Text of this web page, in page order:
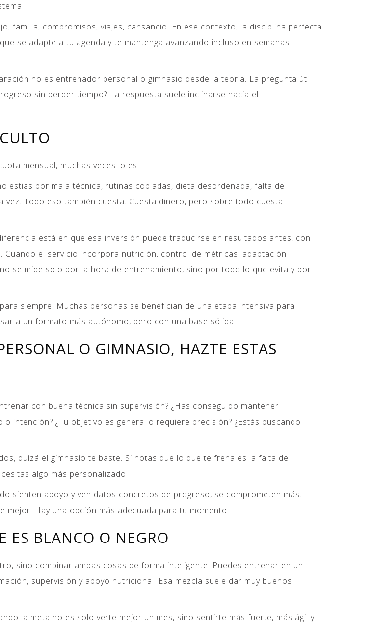
familia, compromisos, viajes, cansancio. En ese contexto, la disciplina perfecta
se adapte a tu agenda y te mantenga avanzando incluso en semanas
no es entrenador personal o gimnasio desde la teoría. La pregunta útil
sin perder tiempo? La respuesta suele inclinarse hacia el
mensual, muchas veces lo es.
por mala técnica, rutinas copiadas, dieta desordenada, falta de
Todo eso también cuesta. Cuesta dinero, pero sobre todo cuesta
está en que esa inversión puede traducirse en resultados antes, con
el servicio incorpora nutrición, control de métricas, adaptación
se mide solo por la hora de entrenamiento, sino por todo lo que evita y por
siempre. Muchas personas se benefician de una etapa intensiva para
a un formato más autónomo, pero con una base sólida.
O GIMNASIO, HAZTE ESTAS
con buena técnica sin supervisión? ¿Has conseguido mantener
intención? ¿Tu objetivo es general o requiere precisión? ¿Estás buscando
quizá el gimnasio te baste. Si notas que lo que te frena es la falta de
algo más personalizado.
sienten apoyo y ven datos concretos de progreso, se comprometen más.
Hay una opción más adecuada para tu momento.
ES BLANCO O NEGRO
sino combinar ambas cosas de forma inteligente. Puedes entrenar en un
supervisión y apoyo nutricional. Esa mezcla suele dar muy buenos
la meta no es solo verte mejor un mes, sino sentirte más fuerte, más ágil y